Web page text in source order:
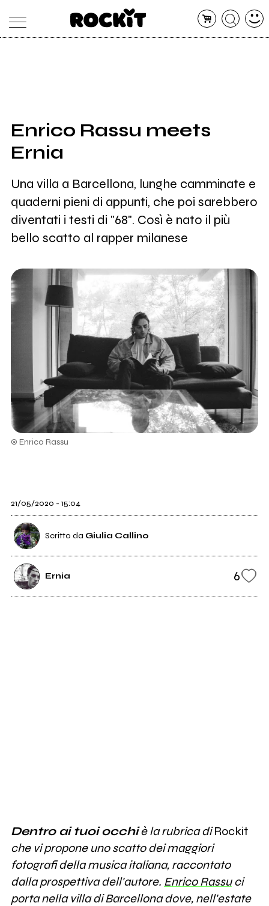
SHOP
RADIO
Enrico Rassu meets
Ernia
Una villa a Barcellona, lunghe camminate e
quaderni pieni di appunti, che poi sarebbero
diventati i testi di "68". Così è nato il più
bello scatto al rapper milanese
© Enrico Rassu
21/05/2020 - 15:04
Scritto da Giulia Callino
Ernia 6
Dentro ai tuoi occhiè la rubrica diRockit
che vi propone uno scatto dei maggiori
fotografi della musica italiana, raccontato
dalla prospettiva dell'autore. Enrico Rassuci
porta nella villa di Barcellona dove, nell'estate